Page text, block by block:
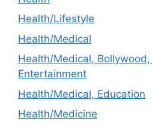
Health/Lifestyle
Health/Medical
Health/Medical,
Entertainment
Health/Medical, Education
Health/Medicine